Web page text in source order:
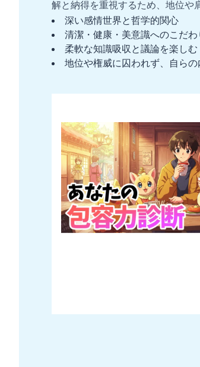
解と納得を重視するため、地位や
深い感情世界と哲学的関心
清潔・健康・美意識へのこだわ
柔軟な知識吸収と議論を楽しむ
地位や権威に囚われず、自ら